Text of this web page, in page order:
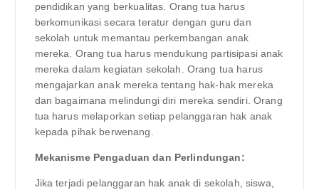
pendidikan yang berkualitas. Orang tua harus
berkomunikasi secara teratur dengan guru dan
sekolah untuk memantau perkembangan anak
mereka. Orang tua harus mendukung partisipasi anak
mereka dalam kegiatan sekolah. Orang tua harus
mengajarkan anak mereka tentang hak-hak mereka
dan bagaimana melindungi diri mereka sendiri. Orang
tua harus melaporkan setiap pelanggaran hak anak
kepada pihak berwenang.
Mekanisme Pengaduan dan Perlindungan:
Jika terjadi pelanggaran hak anak di sekolah, siswa,